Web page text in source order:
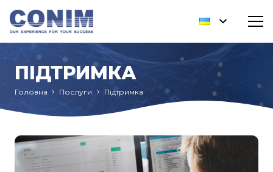
ПІДТРИМКА
Головна Послуги Підтримка